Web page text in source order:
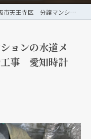
寺区 分譲マンションの水道メーター及び止水バルブ取替工事 愛知時計
ョンの水道メ
工事 愛知時計